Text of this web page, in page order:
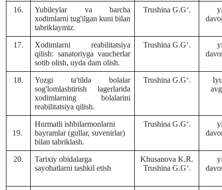
16.
Yubileylar va barcha
xodimlarni tug'ilgan kuni bilan
tabriklaymiz.
Trushina G.Gʻ.
17.
Xodimlarni reabilitatsiya
qilish: sanatoriyga vaucherlar
sotib olish, uyda dam olish.
Trushina G.Gʻ.
18.
Yozgi ta'tilda bolalar
sog'lomlashtirish lagerlarida
xodimlarning bolalarini
reabilitatsiya qilish.
Trushina G.Gʻ.
19.
Hurmatli ishbilarmonlarni
bayramlar (gullar, suvenirlar)
bilan tabriklash.
Trushina G.Gʻ.
20.
Tarixiy obidalarga
sayohatlarni tashkil etish
Khusanova K.R.
Trushina G.Gʻ.